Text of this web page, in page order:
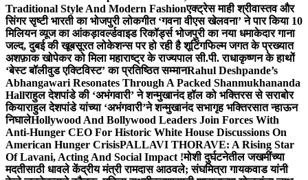
Traditional Style And Modern Fashionएक्ट्रेस माही श्रीवास्तव और
सिंगर सृष्टी भारती का भोजपुरी लोकगीत ‘गवना वीएस खेलवना’ ने पार किया 10
मिलियन व्यूज का आंकड़ावर्ल्डवाइड रिकॉर्ड्स भोजपुरी का नया धमाकेदार गाना
जल्द, दुबई की खूबसूरत लोकेशन्स पर हो रही है शूटिंगफिल्म जगत के प्रख्यात
अशफ़ाक खोपेकर को मिला महाराष्ट्र के राज्यपाल सी.पी. राधाकृष्णन के हाथों
‘बेस्ट बॉलीवुड एक्टिविस्ट’ का प्रतिष्ठित सम्मानRahul Deshpande’s
Abhangawari Resonates Through A Packed Shanmukhananda
Hallराहुल देशपांडे की ‘अभंगवारी’ ने शन्मुखानंद हॉल को भक्तिरस से सराबोर
कियाराहुल देशपांडे यांच्या ‘अभंगवारी’ने शन्मुखानंद सभागृह भक्तिरसात न्हाऊन
निघालेHollywood And Bollywood Leaders Join Forces With
Anti-Hunger CEO For Historic White House Discussions On
American Hunger CrisisPALLAVI THORAVE: A Rising Star
Of Lavani, Acting And Social Impact !मोशी दुर्घटनेतील जखमींच्या
मदतीसाठी धावले केंद्रीय मंत्री रामदास आठवले; संघमित्रा गायकवाड यांनी